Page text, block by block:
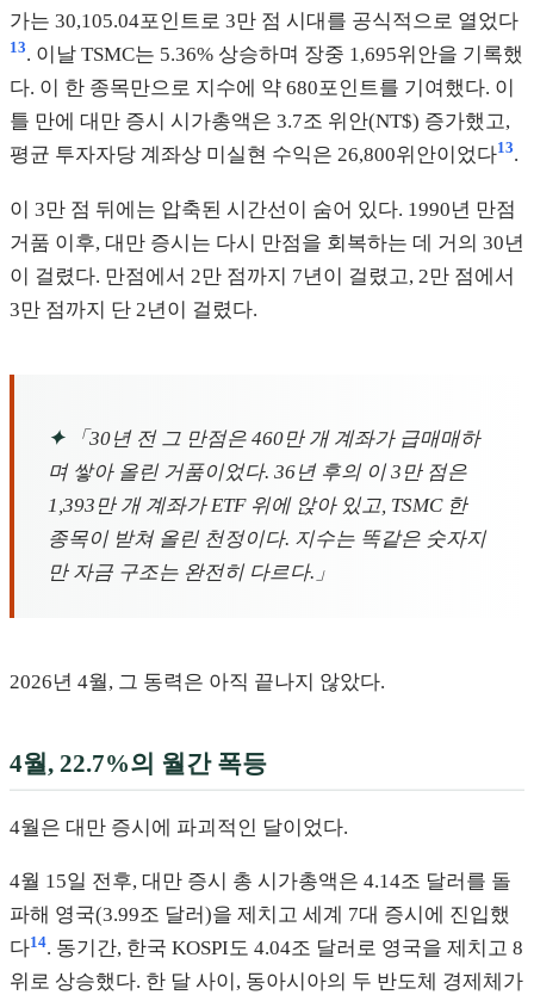
가는 30,105.04포인트로 3만 점 시대를 공식적으로 열었다
13. 이날 TSMC는 5.36% 상승하며 장중 1,695위안을 기록했
다. 이 한 종목만으로 지수에 약 680포인트를 기여했다. 이
틀 만에 대만 증시 시가총액은 3.7조 위안(NT$) 증가했고,
평균 투자자당 계좌상 미실현 수익은 26,800위안이었다13.
이 3만 점 뒤에는 압축된 시간선이 숨어 있다. 1990년 만점
거품 이후, 대만 증시는 다시 만점을 회복하는 데 거의 30년
이 걸렸다. 만점에서 2만 점까지 7년이 걸렸고, 2만 점에서
3만 점까지 단 2년이 걸렸다.
✦「30년 전 그 만점은 460만 개 계좌가 급매매하
며 쌓아 올린 거품이었다. 36년 후의 이 3만 점은
1,393만 개 계좌가 ETF 위에 앉아 있고, TSMC 한
종목이 받쳐 올린 천정이다. 지수는 똑같은 숫자지
만 자금 구조는 완전히 다르다.」
2026년 4월, 그 동력은 아직 끝나지 않았다.
4월, 22.7%의 월간 폭등
4월은 대만 증시에 파괴적인 달이었다.
4월 15일 전후, 대만 증시 총 시가총액은 4.14조 달러를 돌
파해 영국(3.99조 달러)을 제치고 세계 7대 증시에 진입했
다14. 동기간, 한국 KOSPI도 4.04조 달러로 영국을 제치고 8
위로 상승했다. 한 달 사이, 동아시아의 두 반도체 경제체가